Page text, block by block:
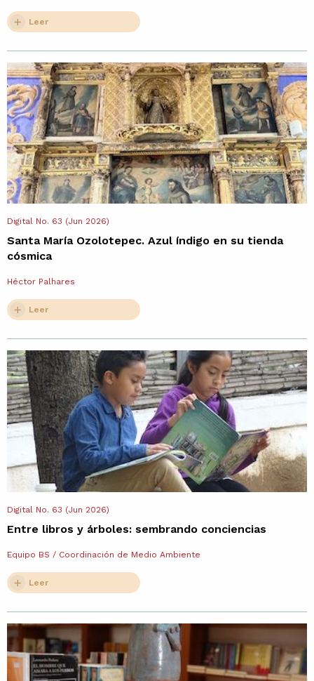
Leer
Digital No. 63 (Jun 2026)
Santa María Ozolotepec. Azul índigo en su tienda
cósmica
Héctor Palhares
Leer
Digital No. 63 (Jun 2026)
Entre libros y árboles: sembrando conciencias
Equipo BS / Coordinación de Medio Ambiente
Leer